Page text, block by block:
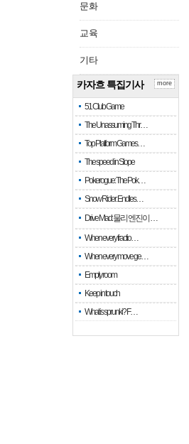
문화
교육
기타
카자흐 특집기사
51 Club Game
The Unassuming Thr…
Top Platform Games…
The speed in Slope
Pokerogue: The Pok…
Snow Rider: Endles…
Drive Mad: 물리 엔진이 …
When every fractio…
When every move ge…
Empty room
Keep in touch
What is sprunki? F…
more